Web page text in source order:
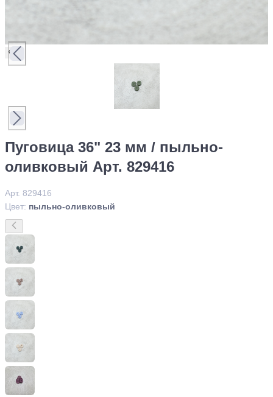
Пуговица 36" 23 мм / пыльно-
оливковый Арт. 829416
Арт. 829416
Цвет: пыльно-оливковый